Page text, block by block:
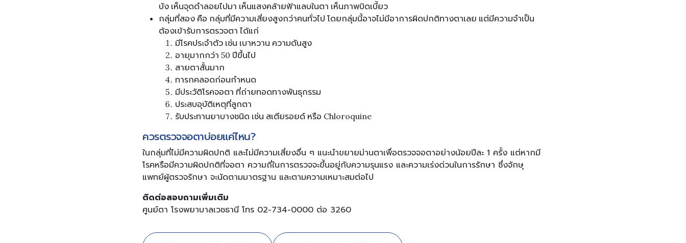
บัง เห็นจุดดำลอยไปมา เห็นแสงคล้ายฟ้าแลบในตา เห็นภาพบิดเบี้ยว
กลุ่มที่สอง คือ กลุ่มที่มีความเสี่ยงสูงกว่าคนทั่วไป โดยกลุ่มนี้อาจไม่มีอาการผิดปกติทางตาเลย แต่มีความจำเป็น
ต้องเข้ารับการตรวจตา ได้แก่
มีโรคประจำตัว เช่น เบาหวาน ความดันสูง
อายุมากกว่า 50 ปีขึ้นไป
สายตาสั้นมาก
ทารกคลอดก่อนกำหนด
มีประวัติโรคจอตา ที่ถ่ายทอดทางพันธุกรรม
ประสบอุบัติเหตุที่ลูกตา
รับประทานยาบางชนิด เช่น สเตียรอยด์ หรือ Chloroquine
ควรตรวจจอตาบ่อยแค่ไหน?
ในกลุ่มที่ไม่มีความผิดปกติ และไม่มีความเสี่ยงอื่น ๆ แนะนำขยายม่านตาเพื่อตรวจจอตาอย่างน้อยปีละ 1 ครั้ง แต่หากมี
โรคหรือมีความผิดปกติที่จอตา ความถี่ในการตรวจจะขึ้นอยู่กับความรุนแรง และความเร่งด่วนในการรักษา ซึ่งจักษุ
แพทย์ผู้ตรวจรักษา จะนัดตามมาตรฐาน และตามความเหมาะสมต่อไป
ติดต่อสอบถามเพิ่มเติม
ศูนย์ตา โรงพยาบาลเวชธานี โทร 02-734-0000 ต่อ 3260